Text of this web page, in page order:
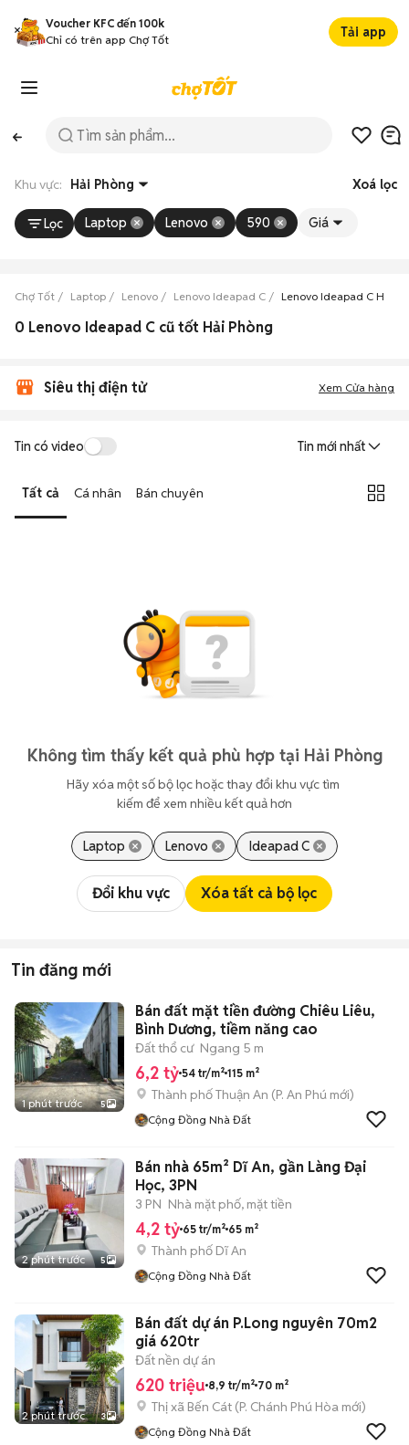
Voucher KFC đến 100k
Chỉ có trên app Chợ Tốt
Tải app
Khu vực: Hải Phòng Xoá lọc
Lọc Laptop Lenovo 590 Giá
Chợ Tốt Laptop Lenovo Lenovo Ideapad C Lenovo Ideapad C Hải
0 Lenovo Ideapad C cũ tốt Hải Phòng
Siêu thị điện tử Xem Cửa hàng
Tin có video Tin mới nhất
Tất cả Cá nhân Bán chuyên
Không tìm thấy kết quả phù hợp tại Hải Phòng
Hãy xóa một số bộ lọc hoặc thay đổi khu vực tìm
kiếm để xem nhiều kết quả hơn
Laptop Lenovo Ideapad C
Đổi khu vực Xóa tất cả bộ lọc
Tin đăng mới
1 phút trước 5
Bán đất mặt tiền đường Chiêu Liêu,
Bình Dương, tiềm năng cao
Đất thổ cư Ngang 5 m
6,2 tỷ 54 tr/m² 115 m²
Thành phố Thuận An (P. An Phú mới)
Cộng Đồng Nhà Đất
2 phút trước 5
Bán nhà 65m² Dĩ An, gần Làng Đại
Học, 3PN
3 PN Nhà mặt phố, mặt tiền
4,2 tỷ 65 tr/m² 65 m²
Thành phố Dĩ An
Cộng Đồng Nhà Đất
2 phút trước 3
Bán đất dự án P.Long nguyên 70m2
giá 620tr
Đất nền dự án
620 triệu 8,9 tr/m² 70 m²
Thị xã Bến Cát (P. Chánh Phú Hòa mới)
Cộng Đồng Nhà Đất